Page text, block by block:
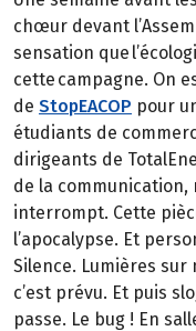
chœur devant
sensation que
cette campagne. On
de StopEACOP pour
étudiants de
dirigeants de
de la communication,
interrompt. Cette
l’apocalypse. Et
Silence. Lumières
c’est prévu. Et puis
passe. Le bug ! En